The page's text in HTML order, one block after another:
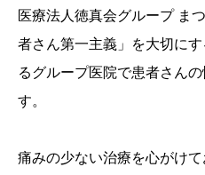
医療法人徳真会グループ ま
者さん第一主義」を大切に
るグループ医院で患者さん
す。
痛みの少ない治療を心がけ